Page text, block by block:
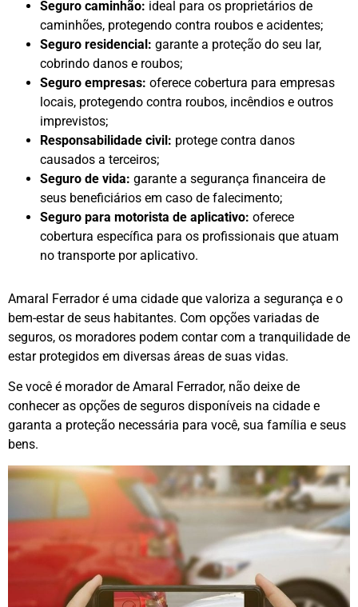
Seguro caminhão: ideal para os proprietários de
caminhões, protegendo contra roubos e acidentes;
Seguro residencial: garante a proteção do seu lar,
cobrindo danos e roubos;
Seguro empresas: oferece cobertura para empresas
locais, protegendo contra roubos, incêndios e outros
imprevistos;
Responsabilidade civil: protege contra danos
causados a terceiros;
Seguro de vida: garante a segurança financeira de
seus beneficiários em caso de falecimento;
Seguro para motorista de aplicativo: oferece
cobertura específica para os profissionais que atuam
no transporte por aplicativo.
Amaral Ferrador é uma cidade que valoriza a segurança e o
bem-estar de seus habitantes. Com opções variadas de
seguros, os moradores podem contar com a tranquilidade de
estar protegidos em diversas áreas de suas vidas.
Se você é morador de Amaral Ferrador, não deixe de
conhecer as opções de seguros disponíveis na cidade e
garanta a proteção necessária para você, sua família e seus
bens.